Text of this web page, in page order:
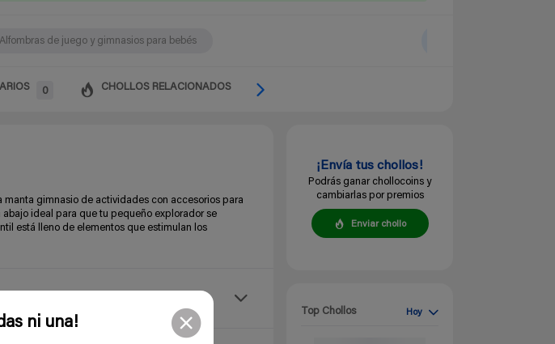
ni una!
Alfombras de juego y gimnasios para bebés
0 CHOLLOS RELACIONADOS
manta gimnasio de actividades con accesorios para
ideal para que tu pequeño explorador se
está lleno de elementos que estimulan los
¡Envía tus chollos!
Podrás ganar chollocoins y
cambiarlas por premios
Enviar chollo
Top Chollos Hoy